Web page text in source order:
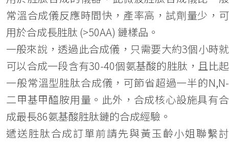
常溫合成儀反應時間快，產率高，試劑量少，可
用於合成長胜肽 (>50AA) 鏈樣品。
一般來說，透過此合成儀，只需要大約3個小時就
可以合成一段含有30-40個氨基酸的胜肽，且比起
一般常溫型胜肽合成儀，可節省超過一半的N,N-
二甲基甲醯胺用量。此外，合成核心設施具有合
成最長86氨基酸胜肽鏈的合成經驗。
遞送胜肽合成訂單前請先與黃玉齡小姐聯繫討